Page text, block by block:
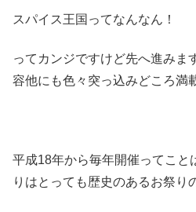
スパイス王国ってなんなん！
ってカンジですけど先へ進みま
容他にも色々突っ込みどころ満
平成18年から毎年開催ってこと
りはとっても歴史のあるお祭り